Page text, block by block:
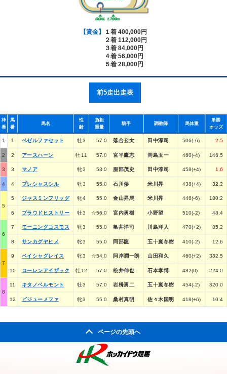
【賞金】
１着 400,000円
２着 112,000円
３着 84,000円
４着 56,000円
５着 28,000円
前5走出走表
枠
番
馬
番
馬名
性
齢
負担
重量
騎手 調教師 馬体重
単勝
オッズ
1 1 ベゼルファセット 牡3 57.0 落合玄太 田中淳司 506(-6) 2.5
2 2 アースハーン 牡11 57.0 宮平鷹志 岡島玉一 460(-4) 146.5
3 3 マノア 牝3 53.0 服部茂史 田中淳司 458(+4) 1.6
4 4 プレシャスシル 牝3 55.0 石川倭 米川昇 438(+4) 32.2
5
5 ジャスミンフリッグ 牝4 55.0 金山昇馬 米川昇 446(-6) 180.2
6 プラウドヒストリー 牡3 ☆56.0 宮内勇樹 小野望 510(-2) 48.4
6
7 モーニングコスモス 牝3 55.0 亀井洋司 川島洋人 470(+2) 85.2
8 サンカグヤヒメ 牝3 55.0 阿部龍 五十嵐冬樹 410(-2) 12.6
7
9 ペイシャグレイス 牝3 ☆54.0 阿岸潤一朗 山田和久 460(+2) 382.5
10 ローレンアイザック 牡12 57.0 松井伸也 石本孝博 482(0) 224.0
8
11 キタノベルモント 牡3 57.0 岩橋勇二 五十嵐冬樹 454(-2) 320.0
12 ビジューメファ 牝3 55.0 桑村真明 佐々木国明 418(+6) 10.4
ページの先頭へ